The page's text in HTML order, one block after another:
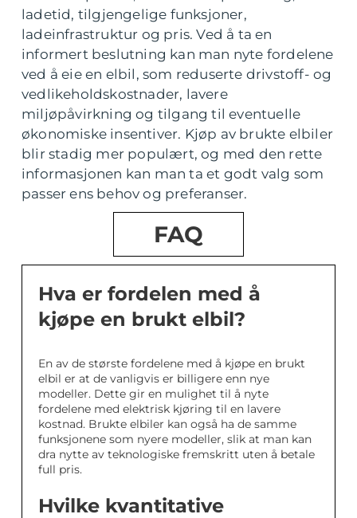
ladetid, tilgjengelige funksjoner,
ladeinfrastruktur og pris. Ved å ta en
informert beslutning kan man nyte fordelene
ved å eie en elbil, som reduserte drivstoff- og
vedlikeholdskostnader, lavere
miljøpåvirkning og tilgang til eventuelle
økonomiske insentiver. Kjøp av brukte elbiler
blir stadig mer populært, og med den rette
informasjonen kan man ta et godt valg som
passer ens behov og preferanser.
FAQ
Hva er fordelen med å
kjøpe en brukt elbil?
En av de største fordelene med å kjøpe en brukt
elbil er at de vanligvis er billigere enn nye
modeller. Dette gir en mulighet til å nyte
fordelene med elektrisk kjøring til en lavere
kostnad. Brukte elbiler kan også ha de samme
funksjonene som nyere modeller, slik at man kan
dra nytte av teknologiske fremskritt uten å betale
full pris.
Hvilke kvantitative